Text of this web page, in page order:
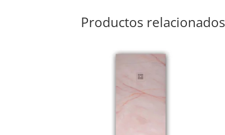
Productos relacionados